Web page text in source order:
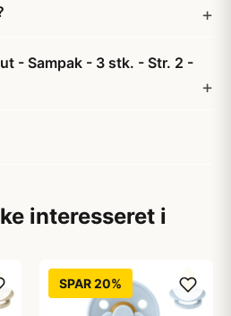
- Sampak - 3 stk. - Str. 2 -
interesseret i
SPAR 20%